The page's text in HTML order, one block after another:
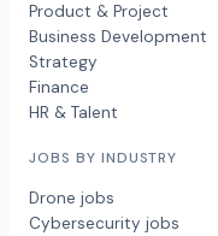
Product & Project
Business Development
Strategy
Finance
HR & Talent
JOBS BY INDUSTRY
Drone jobs
Cybersecurity jobs